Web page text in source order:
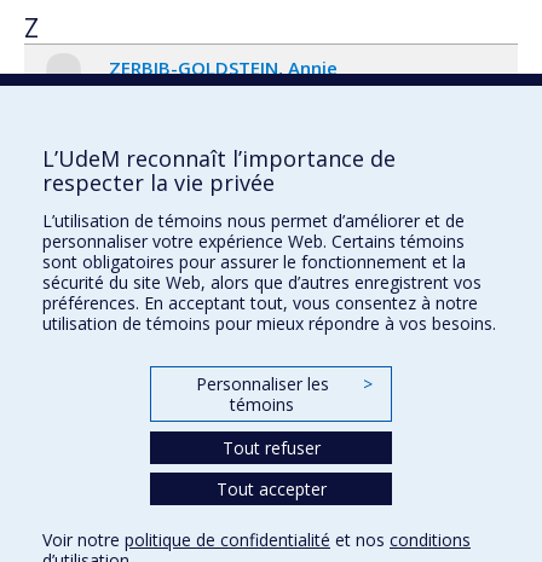
Z
ZERBIB-GOLDSTEIN Annie
Faculté des sciences de l'éducation
Pavillon Marie-Victorin
90, avenue Vincent-d'Indy
Montréal (Québec) H2V 2S9
Conditions d’utilisation
L’UdeM reconnaît l’importance de
respecter la vie privée
L’utilisation de témoins nous permet d’améliorer et de
personnaliser votre expérience Web. Certains témoins
sont obligatoires pour assurer le fonctionnement et la
sécurité du site Web, alors que d’autres enregistrent vos
préférences. En acceptant tout, vous consentez à notre
utilisation de témoins pour mieux répondre à vos besoins.
Personnaliser les
témoins
>
Tout refuser
Tout accepter
Voir notre politique de confidentialité et nos conditions